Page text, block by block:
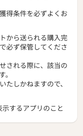
得条件を必ずよくお
から送られる購入完
必ず保管してくださ
される際に、該当の
たしかねますので、
するアプリのこと